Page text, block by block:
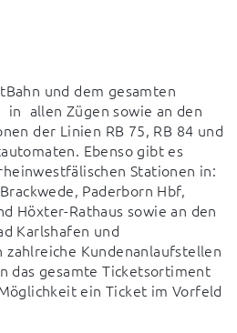
und dem gesamten
in  allen Zügen sowie an den
der Linien RB 75, RB 84 und
Ebenso gibt es
Stationen in:
Paderborn Hbf,
Höxter-Rathaus sowie an den
Karlshafen und
zahlreiche Kundenanlaufstellen
das gesamte Ticketsortiment
ein Ticket im Vorfeld